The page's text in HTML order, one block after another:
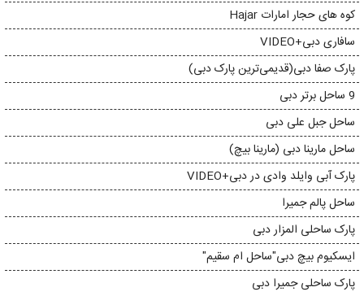
کوه های حجار امارات Hajar
سافاری دبی+VIDEO
پارک صفا دبی(قدیمی‌ترین پارک دبی)
9 ساحل برتر دبی
ساحل جبل علی دبی
ساحل مارینا دبی (مارینا بیچ)
پارک آبی وایلد وادی در دبی+VIDEO
ساحل پالم جمیرا
پارک ساحلی المزار دبی
ایسکیوم بیچ دبی"ساحل ام سقیم"
پارک ساحلی جمیرا دبی